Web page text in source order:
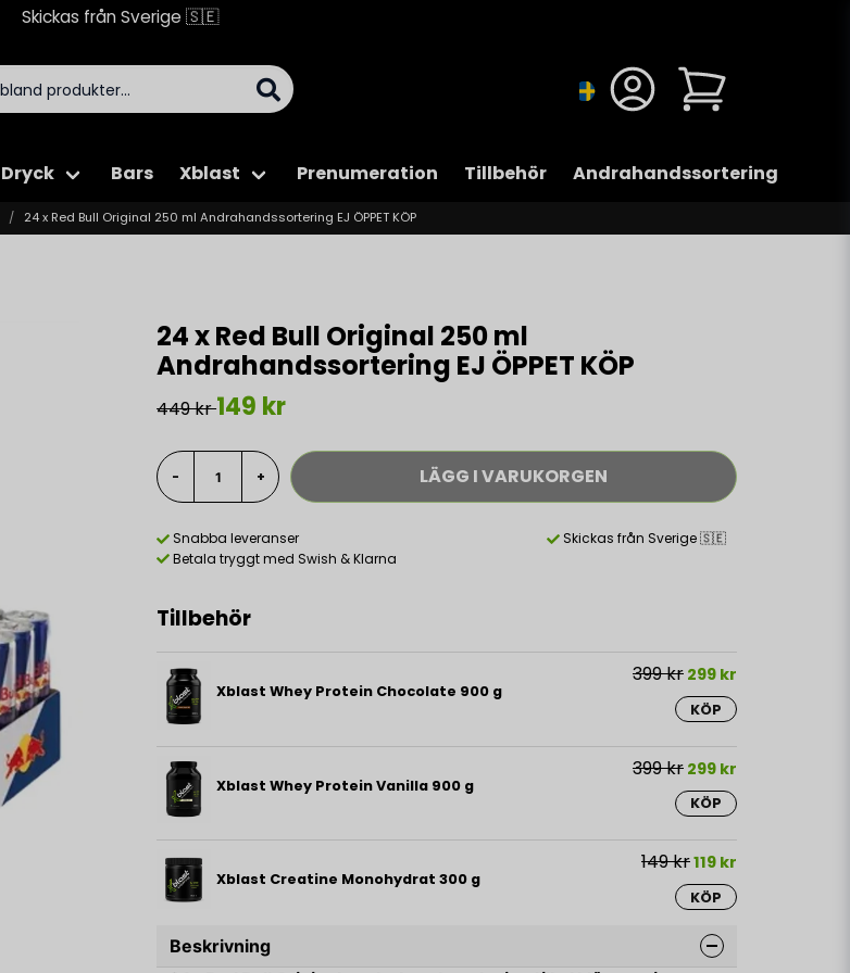
Skickas från Sverige 🇸🇪
Dryck Bars Xblast Prenumeration Tillbehör Andrahandssortering
24 x Red Bull Original 250 ml Andrahandssortering EJ ÖPPET KÖP
24 x Red Bull Original 250 ml
Andrahandssortering EJ ÖPPET KÖP
449 kr149 kr
- + LÄGG I VARUKORGEN
Snabba leveranser
Skickas från Sverige 🇸🇪
Betala tryggt med Swish & Klarna
Tillbehör
Xblast Whey Protein Chocolate 900 g
399 kr 299 kr
KÖP
Xblast Whey Protein Vanilla 900 g
399 kr 299 kr
KÖP
Xblast Creatine Monohydrat 300 g
149 kr119 kr
KÖP
Beskrivning